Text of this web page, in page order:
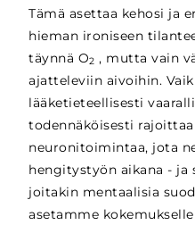
Tämä asettaa kehosi ja
hieman ironiseen
täynnä O2 , mutta vain
ajatteleviin aivoihin.
lääketieteellisesti
todennäköisesti
neuronitoimintaa, jota
hengitystyön aikana - ja
joitakin mentaalisia
asetamme